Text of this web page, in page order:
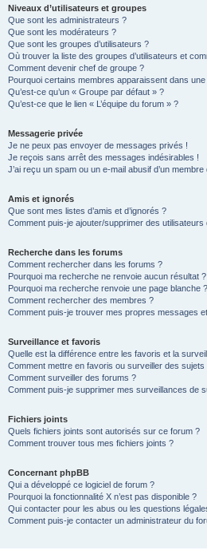
Niveaux d’utilisateurs et groupes
Que sont les administrateurs ?
Que sont les modérateurs ?
Que sont les groupes d’utilisateurs ?
Où trouver la liste des groupes d’utilisateurs et
Comment devenir chef de groupe ?
Pourquoi certains membres apparaissent dans
Qu’est-ce qu’un « Groupe par défaut » ?
Qu’est-ce que le lien « L’équipe du forum » ?
Messagerie privée
Je ne peux pas envoyer de messages privés !
Je reçois sans arrêt des messages indésirables !
J’ai reçu un spam ou un e-mail abusif d’un
Amis et ignorés
Que sont mes listes d’amis et d’ignorés ?
Comment puis-je ajouter/supprimer des utilisateurs
Recherche dans les forums
Comment rechercher dans les forums ?
Pourquoi ma recherche ne renvoie aucun résultat ?
Pourquoi ma recherche renvoie une page blanche
Comment rechercher des membres ?
Comment puis-je trouver mes propres messages
Surveillance et favoris
Quelle est la différence entre les favoris et la
Comment mettre en favoris ou surveiller des sujets
Comment surveiller des forums ?
Comment puis-je supprimer mes surveillances de
Fichiers joints
Quels fichiers joints sont autorisés sur ce forum ?
Comment trouver tous mes fichiers joints ?
Concernant phpBB
Qui a développé ce logiciel de forum ?
Pourquoi la fonctionnalité X n’est pas disponible ?
Qui contacter pour les abus ou les questions
Comment puis-je contacter un administrateur du